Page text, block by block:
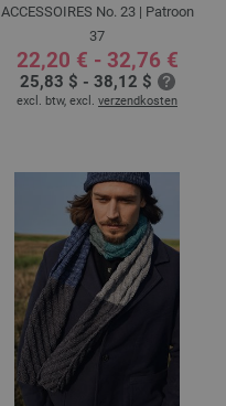
ACCESSOIRES No. 23 | Patroon
37
22,20 € - 32,76 €
25,83 $ - 38,12 $
excl. btw, excl. verzendkosten